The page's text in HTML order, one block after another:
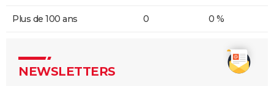
Plus de 100 ans 0 0 %
NEWSLETTERS